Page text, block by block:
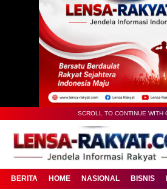
SCROLL TO CONTINUE WITH
BERITA HOME NASIONAL BISNIS